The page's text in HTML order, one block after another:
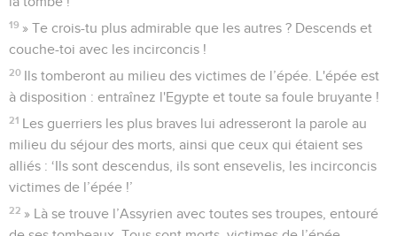
19 » Te crois-tu plus admirable que les autres ? Descends et
couche-toi avec les incirconcis !
20 Ils tomberont au milieu des victimes de l’épée. L'épée est
à disposition : entraînez l'Egypte et toute sa foule bruyante !
21 Les guerriers les plus braves lui adresseront la parole au
milieu du séjour des morts, ainsi que ceux qui étaient ses
alliés : ‘Ils sont descendus, ils sont ensevelis, les incirconcis
victimes de l’épée !’
22 » Là se trouve l’Assyrien avec toutes ses troupes, entouré